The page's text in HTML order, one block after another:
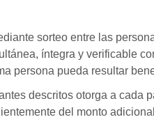
sorteo entre las
íntegra y verificable
persona pueda resultar
descritos otorga a cada
del monto